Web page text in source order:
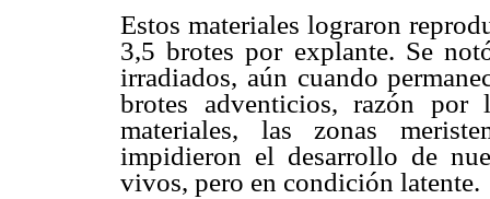
Estos materiales lograron
3,5 brotes por explante. Se
irradiados, aún cuando
brotes adventicios, razón
materiales, las zonas
impidieron el desarrollo de
vivos, pero en condición latente.